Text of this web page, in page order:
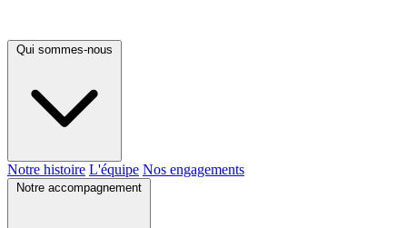
Qui sommes-nous
Notre histoire L'équipe Nos engagements
Notre accompagnement